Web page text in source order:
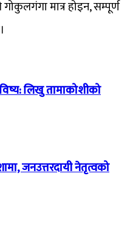
मात्र होइन, सम्पूर्ण
लिखु तामाकोशीको
जनउत्तरदायी नेतृत्वको